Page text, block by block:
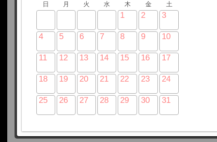
日 月 火 水 木 金 土
1 2 3
4 5 6 7 8 9 10
11 12 13 14 15 16 17
18 19 20 21 22 23 24
25 26 27 28 29 30 31